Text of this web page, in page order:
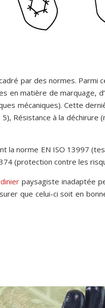
par des normes. Parmi
matière de marquage,
mécaniques). Cette
Résistance à la
norme EN ISO 13997
(protection contre les
paysagiste inadaptée
que celui-ci soit en